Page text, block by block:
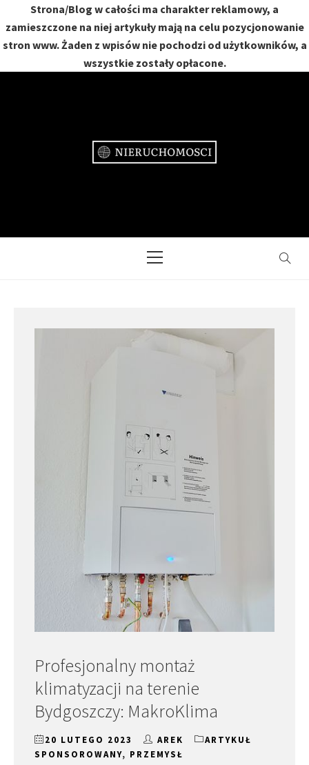
Strona/Blog w całości ma charakter reklamowy, a
zamieszczone na niej artykuły mają na celu pozycjonowanie
stron www. Żaden z wpisów nie pochodzi od użytkowników, a
wszystkie zostały opłacone.
Menu
Profesjonalny montaż
klimatyzacji na terenie
Bydgoszczy: MakroKlima
20 LUTEGO 2023 AREK
ARTYKUŁ
SPONSOROWANY, PRZEMYSŁ